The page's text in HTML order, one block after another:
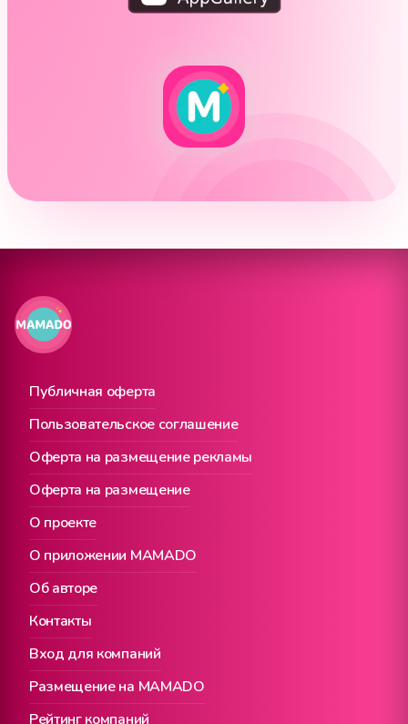
Публичная оферта
О проекте
Вход для компаний
Пользовательское соглашение
О приложении MAMADO
Размещение на MAMADO
Оферта на размещение рекламы
Об авторе
Рейтинг компаний
Оферта на размещение
Контакты